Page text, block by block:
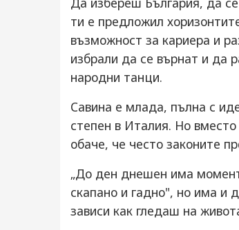
ти е предложил
възможност за кариера и
избрали да се върнат и да
народни танци.
Савина е млада, пълна с
степен в Италия. Но
обаче, че често законите
„До ден днешен има
скапано и гадно", но има и
зависи как гледаш на